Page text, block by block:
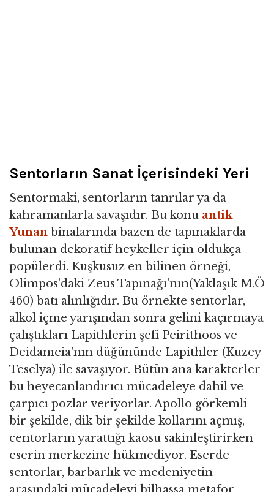
Sentorların Sanat İçerisindeki Yeri
Sentormaki, sentorların tanrılar ya da
kahramanlarla savaşıdır. Bu konu antik
Yunan binalarında bazen de tapınaklarda
bulunan dekoratif heykeller için oldukça
popülerdi. Kuşkusuz en bilinen örneği,
Olimpos'daki Zeus Tapınağı'nın(Yaklaşık M.Ö
460) batı alınlığıdır. Bu örnekte sentorlar,
alkol içme yarışından sonra gelini kaçırmaya
çalıştıkları Lapithlerin şefi Peirithoos ve
Deidameia'nın düğününde Lapithler (Kuzey
Teselya) ile savaşıyor. Bütün ana karakterler
bu heyecanlandırıcı mücadeleye dahil ve
çarpıcı pozlar veriyorlar. Apollo görkemli
bir şekilde, dik bir şekilde kollarını açmış,
centorların yarattığı kaosu sakinleştirirken
eserin merkezine hükmediyor. Eserde
sentorlar, barbarlık ve medeniyetin